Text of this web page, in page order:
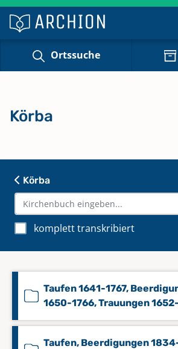
Ortssuche
Körba
komplett transkribiert
Taufen 1641-1767,
1650-1766, Trauungen
Taufen, Beerdigungen
Körba